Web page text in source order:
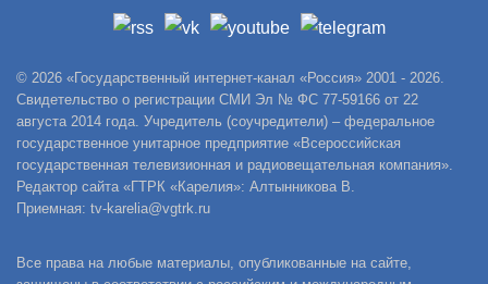
© 2026 «Государственный интернет-канал «Россия» 2001 - 2026.
Свидетельство о регистрации СМИ Эл № ФС 77-59166 от 22
августа 2014 года. Учредитель (соучредители) – федеральное
государственное унитарное предприятие «Всероссийская
государственная телевизионная и радиовещательная компания».
Редактор сайта «ГТРК «Карелия»: Алтынникова В.
Приемная: tv-karelia@vgtrk.ru
Все права на любые материалы, опубликованные на сайте,